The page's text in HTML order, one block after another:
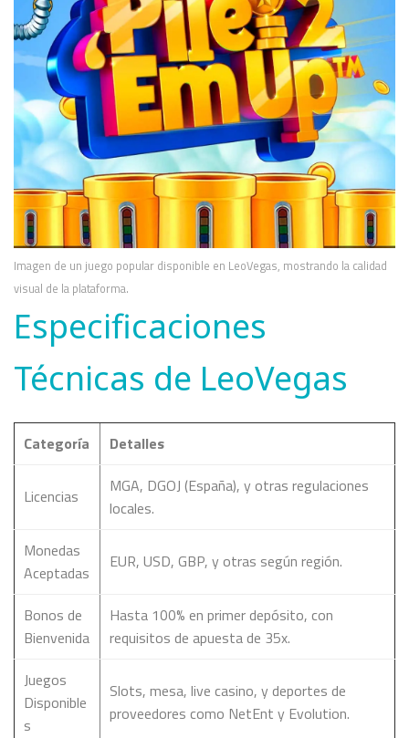
Imagen de un juego popular disponible en LeoVegas, mostrando la calidad
visual de la plataforma.
Especificaciones
Técnicas de LeoVegas
Categoría Detalles
Licencias
MGA, DGOJ (España), y otras regulaciones
locales.
Monedas
Aceptadas
EUR, USD, GBP, y otras según región.
Bonos de
Bienvenida
Hasta 100% en primer depósito, con
requisitos de apuesta de 35x.
Juegos
Disponible
s
Slots, mesa, live casino, y deportes de
proveedores como NetEnt y Evolution.